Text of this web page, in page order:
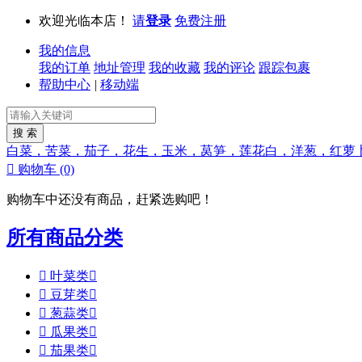
欢迎光临本店！ 请登录 免费注册
我的信息
我的订单 地址管理 我的收藏 我的评论 跟踪包裹
帮助中心 | 移动端
白菜，苦菜，茄子，花生，玉米，莴笋，莲花白，洋葱，红萝
 购物车 (0)
购物车中还没有商品，赶紧选购吧！
所有商品分类
 叶菜类
 豆芽类
 葱蒜类
 瓜果类
 茄果类